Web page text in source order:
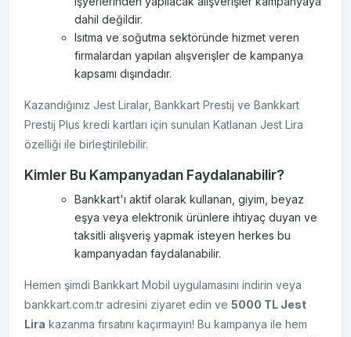
dahil değildir.
Isıtma ve soğutma sektöründe hizmet veren
firmalardan yapılan alışverişler de kampanya
kapsamı dışındadır.
Kazandığınız Jest Liralar, Bankkart Prestij ve Bankkart
Prestij Plus kredi kartları için sunulan Katlanan Jest Lira
özelliği ile birleştirilebilir.
Kimler Bu Kampanyadan Faydalanabilir?
Bankkart'ı aktif olarak kullanan, giyim, beyaz
eşya veya elektronik ürünlere ihtiyaç duyan ve
taksitli alışveriş yapmak isteyen herkes bu
kampanyadan faydalanabilir.
Hemen şimdi Bankkart Mobil uygulamasını indirin veya
bankkart.com.tr adresini ziyaret edin ve5000 TL Jest
Lira kazanma fırsatını kaçırmayın! Bu kampanya ile hem